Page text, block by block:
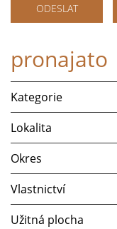
ODESLAT
pronajato
Kategorie
Lokalita
Okres
Vlastnictví
Užitná plocha